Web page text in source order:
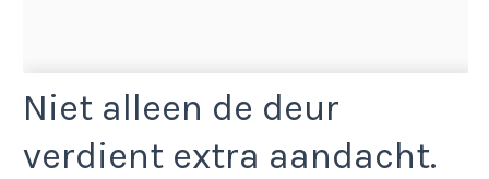
Niet alleen de deur
verdient extra aandacht.